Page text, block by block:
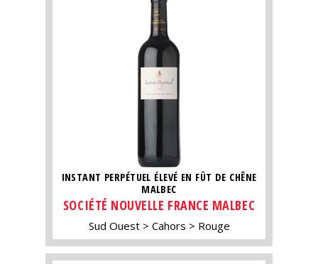
INSTANT PERPÉTUEL ÉLEVÉ EN FÛT DE CHÊNE
MALBEC
SOCIÉTÉ NOUVELLE FRANCE MALBEC
Sud Ouest Cahors Rouge